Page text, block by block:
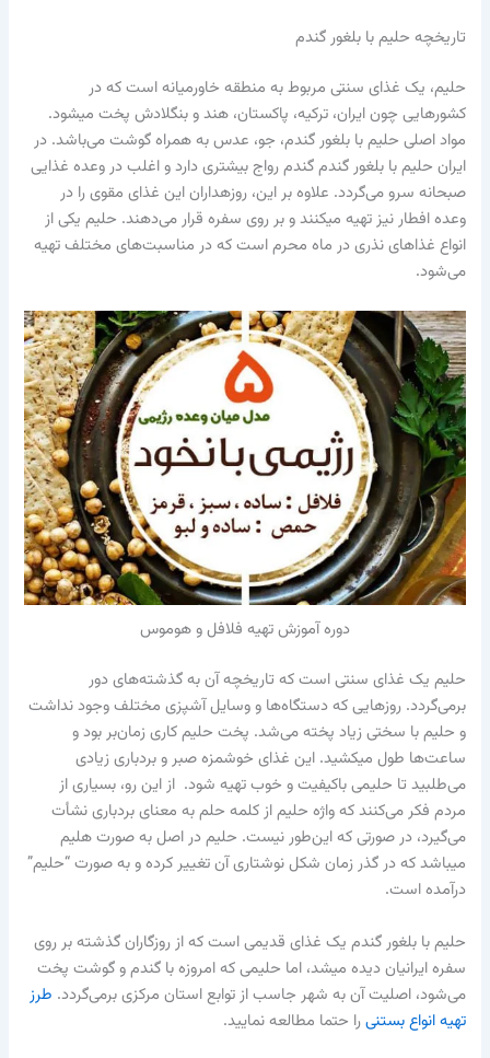
تاریخچه حلیم با بلغور گندم
حلیم، یک غذای سنتی مربوط به منطقه خاورمیانه است که در
کشورهایی چون ایران، ترکیه، پاکستان، هند و بنگلادش پخت می‎شود.
مواد اصلی حلیم با بلغور گندم، جو، عدس به همراه گوشت می‌باشد. در
ایران حلیم با بلغور گندم گندم رواج بیشتری دارد و اغلب در وعده غذایی
صبحانه سرو می‌گردد. علاوه بر این، روزه‎داران این غذای مقوی را در
وعده افطار نیز تهیه می‎کنند و بر روی سفره قرار می‌دهند. حلیم یکی از
انواع غذاهای نذری در ماه محرم است که در مناسبت‌های مختلف تهیه
می‌شود.
دوره آموزش تهیه فلافل و هوموس
حلیم یک غذای سنتی است که تاریخچه آن به گذشته‌های دور
برمی‌گردد. روزهایی که دستگاه‌ها و وسایل آشپزی مختلف وجود نداشت
و حلیم با سختی زیاد پخته می‌شد. پخت حلیم کاری زمان‌بر بود و
ساعت‌ها طول می‎کشید. این غذای خوشمزه صبر و بردباری زیادی
می‌طلبید تا حلیمی باکیفیت و خوب تهیه شود. از این رو، بسیاری از
مردم فکر می‌کنند که واژه حلیم از کلمه حلم به معنای بردباری نشأت
می‌گیرد، در صورتی که این‌طور نیست. حلیم در اصل به صورت هلیم
می‏باشد که در گذر زمان شکل نوشتاری آن تغییر کرده و به صورت “حلیم”
درآمده است.
حلیم با بلغور گندم یک غذای قدیمی است که از روزگاران گذشته بر روی
سفره ایرانیان دیده میشد، اما حلیمی که امروزه با گندم و گوشت پخت
می‎‌شود، اصلیت آن به شهر جاسب از توابع استان مرکزی برمی‌گردد.
طرز
تهیه انواع بستنیرا حتما مطالعه نمایید.